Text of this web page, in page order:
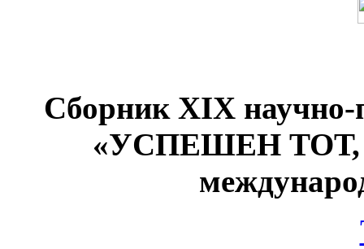
Сборник XIX научно-
«УСПЕШЕН